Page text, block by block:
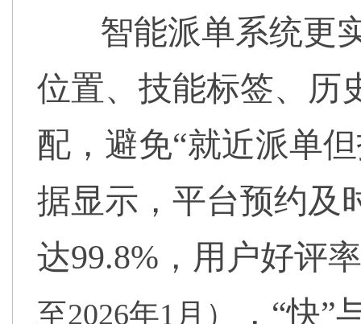
智能派单系统更
位置、技能标签、历
配，避免“就近派单
据显示，平台预约及
达99.8%，用户好评
至2026年1月） ，“快”